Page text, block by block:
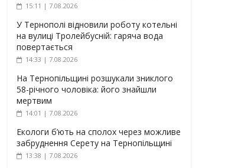
15:11 | 7.08.2026
У Тернополі відновили роботу котельні
на вулиці Тролейбусній: гаряча вода
повертається
14:33 | 7.08.2026
На Тернопільщині розшукали зниклого
58-річного чоловіка: його знайшли
мертвим
14:01 | 7.08.2026
Екологи б’ють на сполох через можливе
забруднення Серету на Тернопільщині
13:38 | 7.08.2026